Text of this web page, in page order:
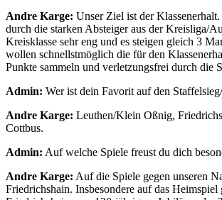
Andre Karge: Unser Ziel ist der
durch die starken Absteiger aus der Kreisliga/
Kreisklasse sehr eng und es steigen gleich 3
wollen schnellstmöglich die für den
Punkte sammeln und verletzungsfrei durch die
Admin: Wer ist dein Favorit auf den
Andre Karge: Leuthen/Klein Oßnig,
Cottbus.
Admin: Auf welche Spiele freust du dich
Andre Karge: Auf die Spiele gegen unseren
Friedrichshain. Insbesondere auf das Heimspiel